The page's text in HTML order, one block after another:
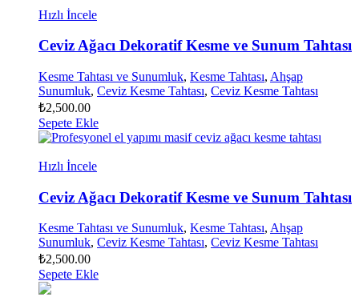
Hızlı İncele
Ceviz Ağacı Dekoratif Kesme ve Sunum Tahtası
Kesme Tahtası ve Sunumluk, Kesme Tahtası, Ahşap
Sunumluk, Ceviz Kesme Tahtası, Ceviz Kesme Tahtası
₺2,500.00
Sepete Ekle
Hızlı İncele
Ceviz Ağacı Dekoratif Kesme ve Sunum Tahtası
Kesme Tahtası ve Sunumluk, Kesme Tahtası, Ahşap
Sunumluk, Ceviz Kesme Tahtası, Ceviz Kesme Tahtası
₺2,500.00
Sepete Ekle